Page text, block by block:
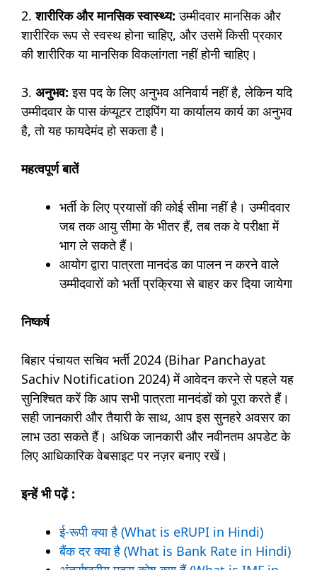
2.शारीरिक और मानसिक स्वास्थ्य:उम्मीदवार मानसिक और
शारीरिक रूप से स्वस्थ होना चाहिए, और उसमें किसी प्रकार
की शारीरिक या मानसिक विकलांगता नहीं होनी चाहिए।
3. अनुभव: इस पद के लिए अनुभव अनिवार्य नहीं है, लेकिन यदि
उम्मीदवार के पास कंप्यूटर टाइपिंग या कार्यालय कार्य का अनुभव
है, तो यह फायदेमंद हो सकता है।
महत्वपूर्ण बातें
भर्ती के लिए प्रयासों की कोई सीमा नहीं है। उम्मीदवार
जब तक आयु सीमा के भीतर हैं, तब तक वे परीक्षा में
भाग ले सकते हैं।
आयोग द्वारा पात्रता मानदंड का पालन न करने वाले
उम्मीदवारों को भर्ती प्रक्रिया से बाहर कर दिया जायेगा
निष्कर्ष
बिहार पंचायत सचिव भर्ती 2024 (Bihar Panchayat
Sachiv Notification 2024) में आवेदन करने से पहले यह
सुनिश्चित करें कि आप सभी पात्रता मानदंडों को पूरा करते हैं।
सही जानकारी और तैयारी के साथ, आप इस सुनहरे अवसर का
लाभ उठा सकते हैं। अधिक जानकारी और नवीनतम अपडेट के
लिए आधिकारिक वेबसाइट पर नज़र बनाए रखें।
इन्हें भी पढ़ें :
ई-रूपी क्या है (What is eRUPI in Hindi)
बैंक दर क्या है (What is Bank Rate in Hindi)